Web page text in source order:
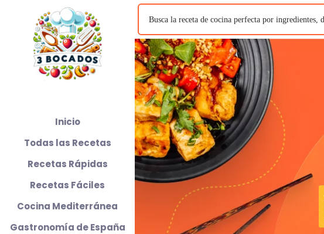
Inicio
Todas las Recetas
Recetas Rápidas
Recetas Fáciles
Cocina Mediterránea
Gastronomía de España